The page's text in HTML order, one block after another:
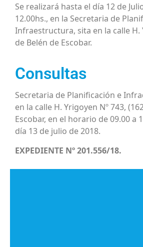
Se realizará hasta el día 12 de
12.00hs., en la Secretaria de
Infraestructura, sita en la calle H.
de Belén de Escobar.
Consultas
Secretaria de Planificación e
en la calle H. Yrigoyen Nº 743,
Escobar, en el horario de 09.00 a
día 13 de julio de 2018.
EXPEDIENTE Nº 201.556/18.